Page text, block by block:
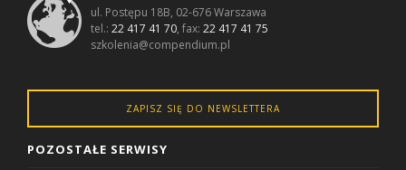
ul. Postępu 18B, 02-676 Warszawa
tel.:22 417 41 70, fax:22 417 41 75
szkolenia@compendium.pl
ZAPISZ SIĘ DO NEWSLETTERA
POZOSTAŁE SERWISY